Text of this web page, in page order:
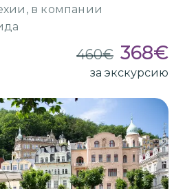
в компании
460€ 368€
за экскурсию